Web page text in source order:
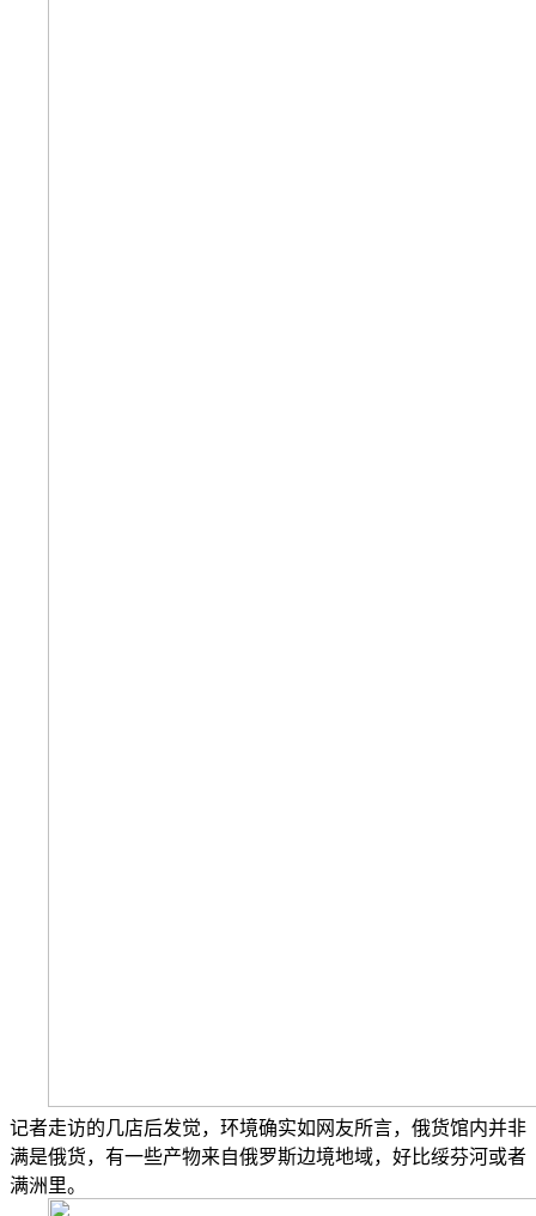
记者走访的几店后发觉，环境确实如网友所言，俄货馆内并非
满是俄货，有一些产物来自俄罗斯边境地域，好比绥芬河或者
满洲里。